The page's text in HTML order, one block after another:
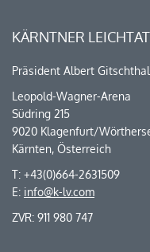
KÄRNTNER
Präsident Albert
Leopold-Wagner-Arena
Südring 215
9020 Klagenfurt/
Kärnten, Österreich
T: +43(0)664-2631509
E: info@k-lv.com
ZVR: 911 980 747